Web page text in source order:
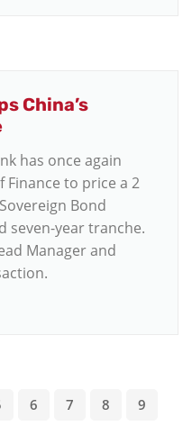
China’s
has once again
Finance to price a 2
Bond
seven-year tranche.
Manager and
6 7 8 9